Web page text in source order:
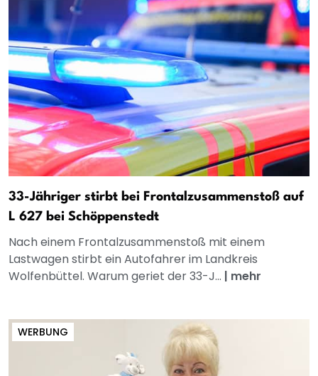
33-Jähriger stirbt bei Frontalzusammenstoß auf
L 627 bei Schöppenstedt
Nach einem Frontalzusammenstoß mit einem
Lastwagen stirbt ein Autofahrer im Landkreis
Wolfenbüttel. Warum geriet der 33-J... | mehr
WERBUNG